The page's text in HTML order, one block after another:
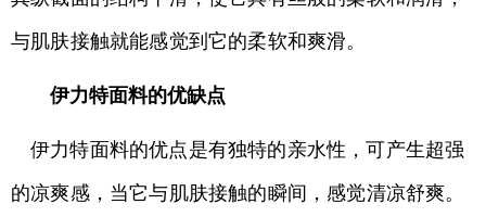
与肌肤接触就能感觉到它的柔软和爽滑。
伊力特面料的优缺点
伊力特面料的优点是有独特的亲水性，可产生超强
的凉爽感，当它与肌肤接触的瞬间，感觉清凉舒爽。